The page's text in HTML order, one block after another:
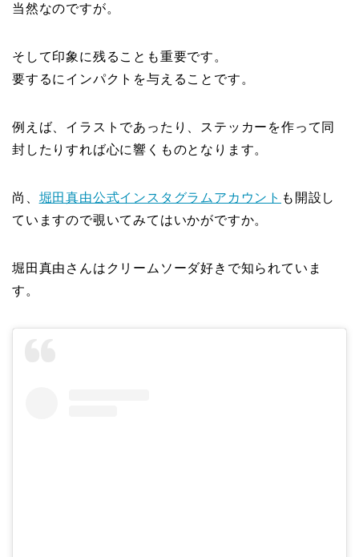
当然なのですが。
そして印象に残ることも重要です。
要するにインパクトを与えることです。
例えば、イラストであったり、ステッカーを作って同
封したりすれば心に響くものとなります。
尚、 堀田真由公式インスタグラムアカウント も開設し
ていますので覗いてみてはいかがですか。
堀田真由さんはクリームソーダ好きで知られていま
す。